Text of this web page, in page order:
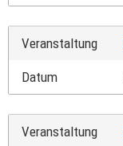
Veranstaltung
Datum
Veranstaltung